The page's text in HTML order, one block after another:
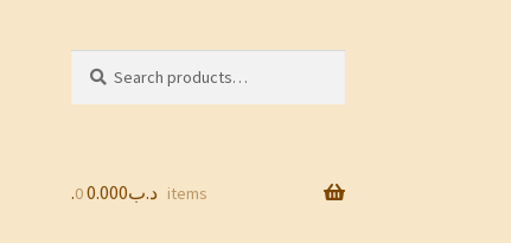
for:
.د.ب0.000 0 items